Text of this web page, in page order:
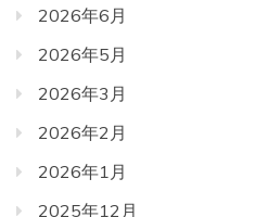
2026年6月
2026年5月
2026年3月
2026年2月
2026年1月
2025年12月